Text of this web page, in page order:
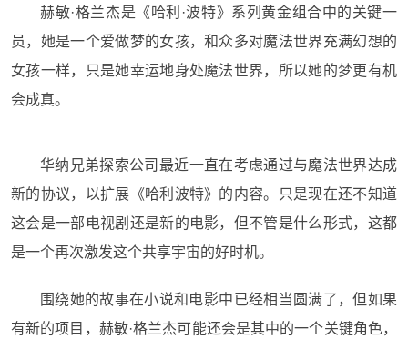
赫敏·格兰杰是《哈利·波特》系列黄金组合中的关键一
员，她是一个爱做梦的女孩，和众多对魔法世界充满幻想的
女孩一样，只是她幸运地身处魔法世界，所以她的梦更有机
会成真。
华纳兄弟探索公司最近一直在考虑通过与魔法世界达成
新的协议，以扩展《哈利波特》的内容。 只是现在还不知道
这会是一部电视剧还是新的电影，但不管是什么形式， 这都
是一个再次激发这个共享宇宙的好时机。
围绕她的故事在小说和电影中 已经相当 圆满了 ，但如果
有新的项目， 赫敏·格兰杰可能还会是其中的一个关键角色，